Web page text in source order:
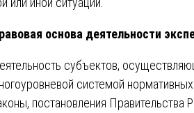
основа деятельности
субъектов,
системой
постановления